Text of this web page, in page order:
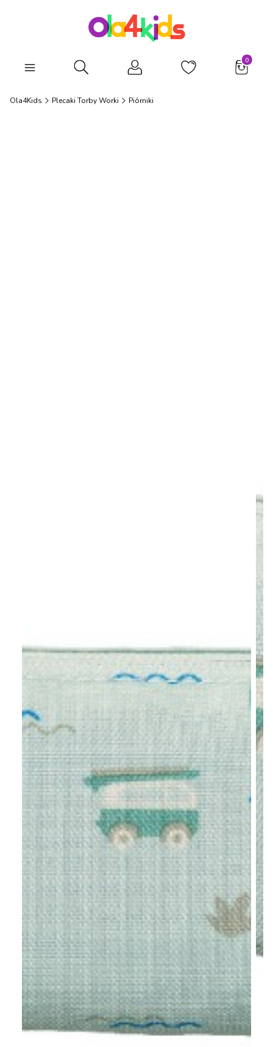
Otwórz wyszukiwarkę
Ola4Kids Plecaki Torby Worki Piórniki